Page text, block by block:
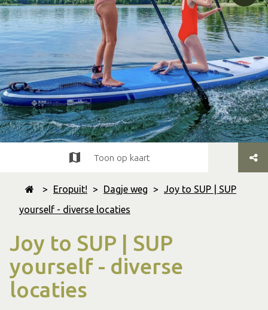
> Eropuit! > Dagje weg > Joy to SUP | SUP
yourself - diverse locaties
Joy to SUP | SUP
yourself - diverse
locaties
Toon op kaart